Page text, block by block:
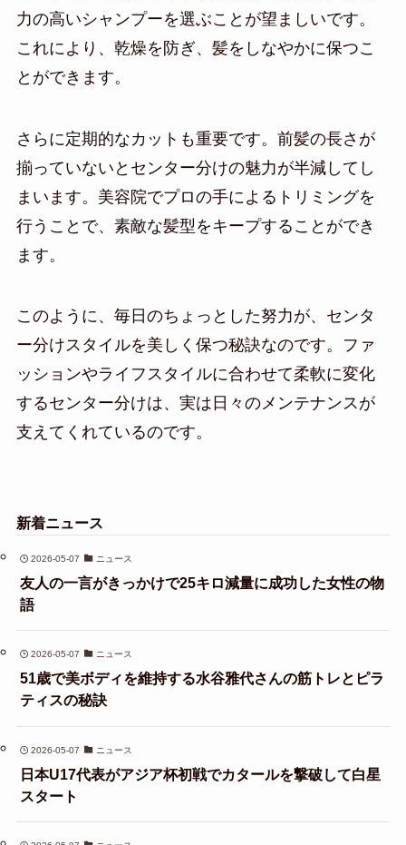
力の高いシャンプーを選ぶことが望ましいです。
これにより、乾燥を防ぎ、髪をしなやかに保つこ
とができます。
さらに定期的なカットも重要です。前髪の長さが
揃っていないとセンター分けの魅力が半減してし
まいます。美容院でプロの手によるトリミングを
行うことで、素敵な髪型をキープすることができ
ます。
このように、毎日のちょっとした努力が、センタ
ー分けスタイルを美しく保つ秘訣なのです。ファ
ッションやライフスタイルに合わせて柔軟に変化
するセンター分けは、実は日々のメンテナンスが
支えてくれているのです。
新着ニュース
2026-05-07 ニュース
友人の一言がきっかけで25キロ減量に成功した女性の物
語
2026-05-07 ニュース
51歳で美ボディを維持する水谷雅代さんの筋トレとピラ
ティスの秘訣
2026-05-07 ニュース
日本U17代表がアジア杯初戦でカタールを撃破して白星
スタート